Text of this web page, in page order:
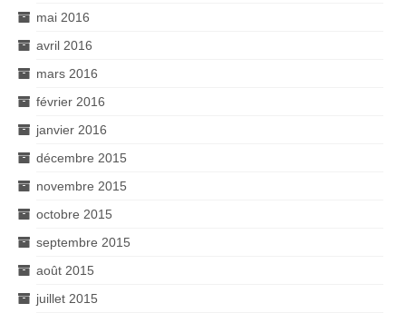
mai 2016
avril 2016
mars 2016
février 2016
janvier 2016
décembre 2015
novembre 2015
octobre 2015
septembre 2015
août 2015
juillet 2015